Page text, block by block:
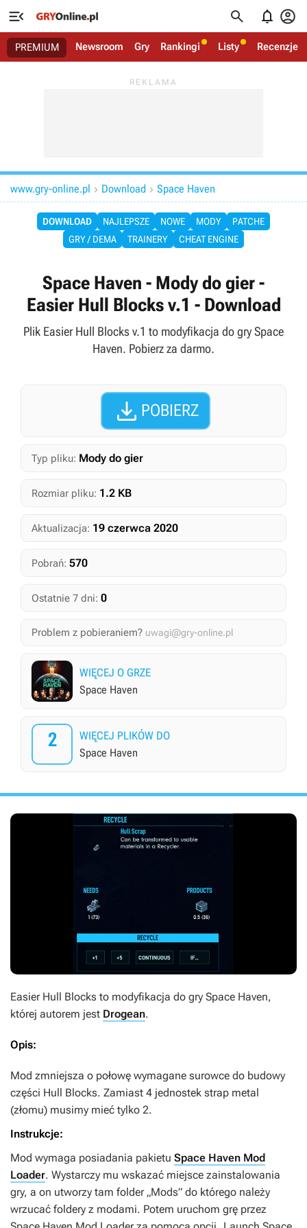
   
PREMIUM Newsroom Gry Rankingi Listy Recenzje
www.gry-online.pl  Download  Space Haven
DOWNLOAD NAJLEPSZE NOWE MODY
PATCHE
GRY / DEMA
TRAINERY CHEAT ENGINE
Space Haven - Mody do gier -
Easier Hull Blocks v.1 - Download
Plik Easier Hull Blocks v.1 to modyfikacja do gry Space
Haven. Pobierz za darmo.
 POBIERZ
Typ pliku: Mody do gier
Rozmiar pliku: 1.2 KB
Aktualizacja: 19 czerwca 2020
Pobrań: 570
Ostatnie 7 dni: 0
Problem z pobieraniem? uwagi@gry-online.pl
WIĘCEJ O GRZE
Space Haven
2
WIĘCEJ PLIKÓW DO
Space Haven
Easier Hull Blocks to modyfikacja do gry Space Haven,
której autorem jest Drogean.
Opis:
Mod zmniejsza o połowę wymagane surowce do budowy
części Hull Blocks. Zamiast 4 jednostek strap metal
(złomu) musimy mieć tylko 2.
Instrukcje:
Mod wymaga posiadania pakietu Space Haven Mod
Loader. Wystarczy mu wskazać miejsce zainstalowania
gry, a on utworzy tam folder „Mods” do którego należy
wrzucać foldery z modami. Potem uruchom grę przez